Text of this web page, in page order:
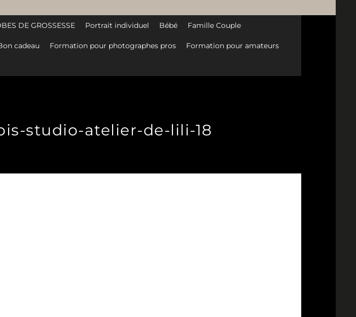
DE GROSSESSE Portrait individuel Bébé Famille Couple
cadeau Formation pour photographes pros Formation pour amateurs
studio-atelier-de-lili-18